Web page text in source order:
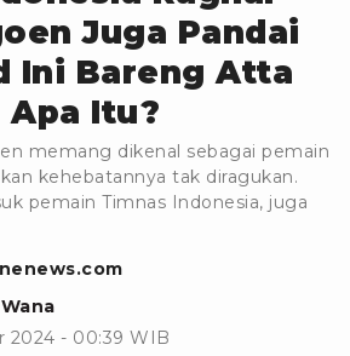
Juga Pandai
Ini Bareng Atta
Itu?
memang dikenal sebagai pemain
kehebatannya tak diragukan.
pemain Timnas Indonesia, juga
2024 - 00:39 WIB